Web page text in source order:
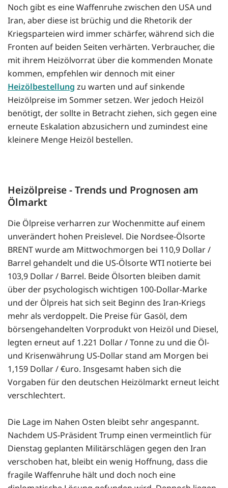
Noch gibt es eine Waffenruhe zwischen den USA und
Iran, aber diese ist brüchig und die Rhetorik der
Kriegsparteien wird immer schärfer, während sich die
Fronten auf beiden Seiten verhärten. Verbraucher, die
mit ihrem Heizölvorrat über die kommenden Monate
kommen, empfehlen wir dennoch mit einer
Heizölbestellung zu warten und auf sinkende
Heizölpreise im Sommer setzen. Wer jedoch Heizöl
benötigt, der sollte in Betracht ziehen, sich gegen eine
erneute Eskalation abzusichern und zumindest eine
kleinere Menge Heizöl bestellen.
Heizölpreise - Trends und Prognosen am
Ölmarkt
Die Ölpreise verharren zur Wochenmitte auf einem
unverändert hohen Preislevel. Die Nordsee-Ölsorte
BRENT wurde am Mittwochmorgen bei 110,9 Dollar /
Barrel gehandelt und die US-Ölsorte WTI notierte bei
103,9 Dollar / Barrel. Beide Ölsorten bleiben damit
über der psychologisch wichtigen 100-Dollar-Marke
und der Ölpreis hat sich seit Beginn des Iran-Kriegs
mehr als verdoppelt. Die Preise für Gasöl, dem
börsengehandelten Vorprodukt von Heizöl und Diesel,
legten erneut auf 1.221 Dollar / Tonne zu und die Öl-
und Krisenwährung US-Dollar stand am Morgen bei
1,159 Dollar / €uro. Insgesamt haben sich die
Vorgaben für den deutschen Heizölmarkt erneut leicht
verschlechtert.
Die Lage im Nahen Osten bleibt sehr angespannt.
Nachdem US-Präsident Trump einen vermeintlich für
Dienstag geplanten Militärschlägen gegen den Iran
verschoben hat, bleibt ein wenig Hoffnung, dass die
fragile Waffenruhe hält und doch noch eine